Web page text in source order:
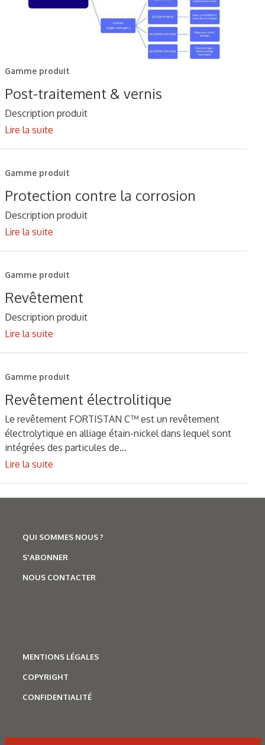
Gamme produit
Post-traitement & vernis
Description produit
Lire la suite
Gamme produit
Protection contre la corrosion
Description produit
Lire la suite
Gamme produit
Revêtement
Description produit
Lire la suite
Gamme produit
Revêtement électrolitique
Le revêtement FORTISTAN C™ est un revêtement
électrolytique en alliage étain-nickel dans lequel sont
intégrées des particules de…
Lire la suite
QUI SOMMES NOUS ?
S'ABONNER
NOUS CONTACTER
MENTIONS LÉGALES
COPYRIGHT
CONFIDENTIALITÉ